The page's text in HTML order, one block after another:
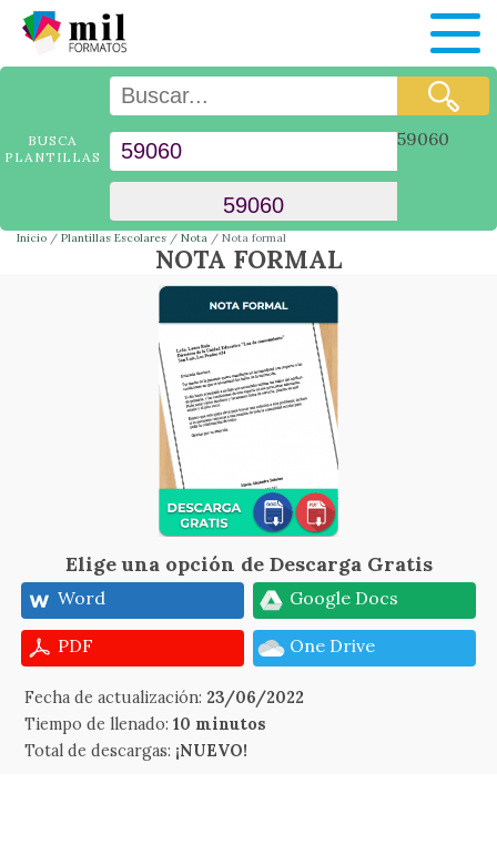
BUSCA
PLANTILLAS
59060
Inicio Plantillas Escolares Nota Nota formal
NOTA FORMAL
Elige una opción de Descarga Gratis
Word Google Docs
PDF One Drive
Fecha de actualización: 23/06/2022
Tiempo de llenado:10 minutos
Total de descargas: ¡NUEVO!